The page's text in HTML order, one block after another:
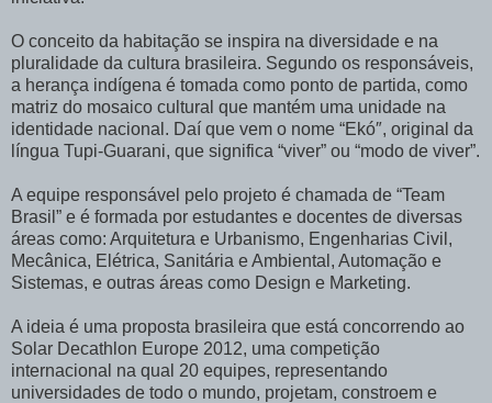
O conceito da habitação se inspira na diversidade e na
pluralidade da cultura brasileira. Segundo os responsáveis,
a herança indígena é tomada como ponto de partida, como
matriz do mosaico cultural que mantém uma unidade na
identidade nacional. Daí que vem o nome “Ekó″, original da
língua Tupi-Guarani, que significa “viver” ou “modo de viver”.
A equipe responsável pelo projeto é chamada de “Team
Brasil” e é formada por estudantes e docentes de diversas
áreas como: Arquitetura e Urbanismo, Engenharias Civil,
Mecânica, Elétrica, Sanitária e Ambiental, Automação e
Sistemas, e outras áreas como Design e Marketing.
A ideia é uma proposta brasileira que está concorrendo ao
Solar Decathlon Europe 2012, uma competição
internacional na qual 20 equipes, representando
universidades de todo o mundo, projetam, constroem e